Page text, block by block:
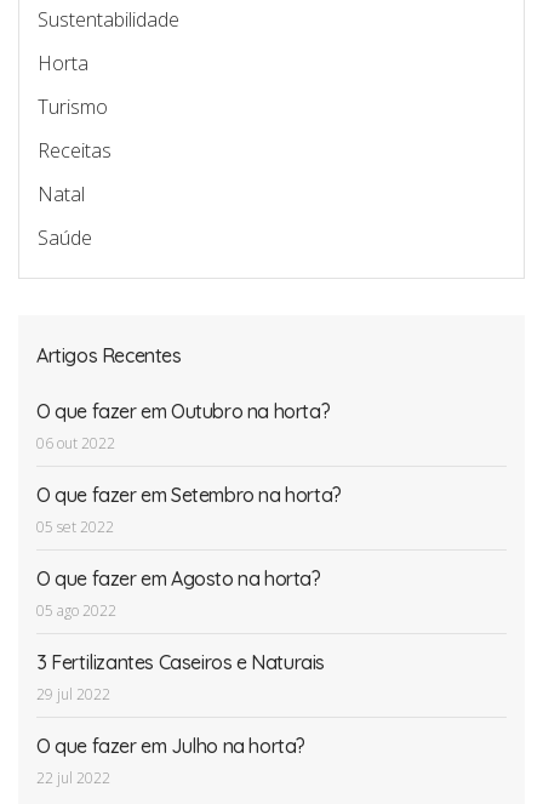
Sustentabilidade
Horta
Turismo
Receitas
Natal
Saúde
Artigos Recentes
O que fazer em Outubro na horta?
06 out 2022
O que fazer em Setembro na horta?
05 set 2022
O que fazer em Agosto na horta?
05 ago 2022
3 Fertilizantes Caseiros e Naturais
29 jul 2022
O que fazer em Julho na horta?
22 jul 2022